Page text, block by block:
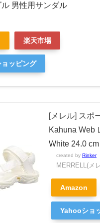
男性用サンダル
楽天市場
ッピング
[メレル] スポ
Kahuna Web
White 24.0
created by Rinker
MERRELL(メ
Amazon
Yahooショ